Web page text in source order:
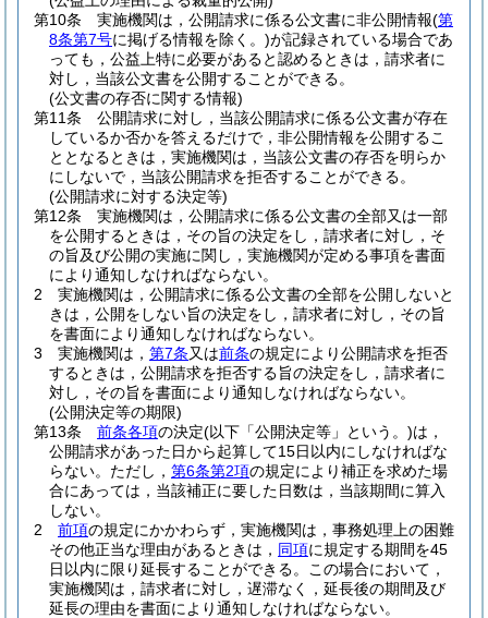
第10条
実施機関は，公開請求に係る公文書に非公開情報(第
8条第7号に掲げる情報を除く。)が記録されている場合であ
っても，公益上特に必要があると認めるときは，請求者に
対し，当該公文書を公開することができる。
(公文書の存否に関する情報)
第11条
公開請求に対し，当該公開請求に係る公文書が存在
しているか否かを答えるだけで，非公開情報を公開するこ
ととなるときは，実施機関は，当該公文書の存否を明らか
にしないで，当該公開請求を拒否することができる。
(公開請求に対する決定等)
第12条
実施機関は，公開請求に係る公文書の全部又は一部
を公開するときは，その旨の決定をし，請求者に対し，そ
の旨及び公開の実施に関し，実施機関が定める事項を書面
により通知しなければならない。
2
実施機関は，公開請求に係る公文書の全部を公開しないと
きは，公開をしない旨の決定をし，請求者に対し，その旨
を書面により通知しなければならない。
3
実施機関は， 第7条又は前条の規定により公開請求を拒否
するときは，公開請求を拒否する旨の決定をし，請求者に
対し，その旨を書面により通知しなければならない。
(公開決定等の期限)
第13条
前条各項の決定(以下「公開決定等」という。)は，
公開請求があった日から起算して15日以内にしなければな
らない。 ただし， 第6条第2項の規定により補正を求めた場
合にあっては，当該補正に要した日数は，当該期間に算入
しない。
2
前項の規定にかかわらず，実施機関は，事務処理上の困難
その他正当な理由があるときは， 同項に規定する期間を45
日以内に限り延長することができる。
この場合において，
実施機関は，請求者に対し，遅滞なく，延長後の期間及び
延長の理由を書面により通知しなければならない。